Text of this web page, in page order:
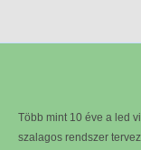
Több mint 10 éve a led
szalagos rendszer